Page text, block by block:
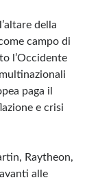
della
campo di
l’Occidente
paga il
e crisi
Raytheon,
alle